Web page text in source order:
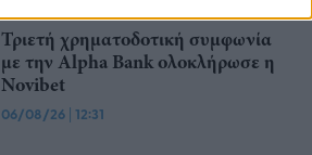
Τριετή χρηματοδοτική συμφωνία
με την Alpha Bank ολοκλήρωσε η
Novibet
06/08/26 | 12:31